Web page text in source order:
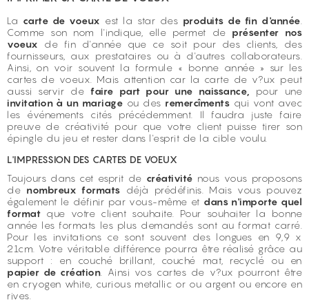
La carte de voeux est la star des produits de fin d'année
Comme son nom l'indique, elle permet de présenter nos
voeux de fin d'année que ce soit pour des clients, des
fournisseurs, aux prestataires ou à d'autres collaborateurs.
Ainsi, on voir souvent la formule « bonne année » sur les
cartes de voeux. Mais attention car la carte de v?ux peut
aussi servir defaire part pour une naissance, pour une
invitation à un mariage ou des remercîments qui vont avec
les événements cités précédemment. Il faudra juste faire
preuve de créativité pour que votre client puisse tirer son
épingle du jeu et rester dans l'esprit de la cible voulu.
L'IMPRESSION DES CARTES DE VOEUX
Toujours dans cet esprit de créativité nous vous proposons
de nombreux formats déjà prédéfinis. Mais vous pouvez
également le définir par vous-même et dans n'importe quel
format que votre client souhaite. Pour souhaiter la bonne
année les formats les plus demandés sont au format carré.
Pour les invitations ce sont souvent des longues en 9,9 x
21cm. Votre véritable différence pourra être réalisé grâce au
support : en couché brillant, couché mat, recyclé ou en
papier de création . Ainsi vos cartes de v?ux pourront être
en cryogen white, curious metallic or ou argent ou encore en
rives.